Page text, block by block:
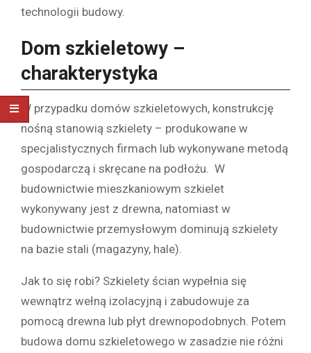
technologii budowy.
Dom szkieletowy –
charakterystyka
W przypadku domów szkieletowych, konstrukcję
nośną stanowią szkielety – produkowane w
specjalistycznych firmach lub wykonywane metodą
gospodarczą i skręcane na podłożu. W
budownictwie mieszkaniowym szkielet
wykonywany jest z drewna, natomiast w
budownictwie przemysłowym dominują szkielety
na bazie stali (magazyny, hale).
Jak to się robi? Szkielety ścian wypełnia się
wewnątrz wełną izolacyjną i zabudowuje za
pomocą drewna lub płyt drewnopodobnych. Potem
budowa domu szkieletowego w zasadzie nie różni